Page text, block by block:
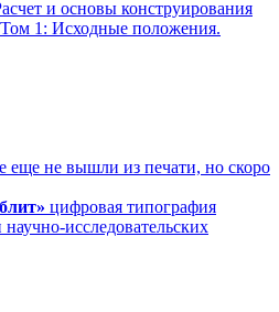
и основы конструирования
1: Исходные положения.
еще не вышли из печати, но скоро
цифровая типография
исследовательских